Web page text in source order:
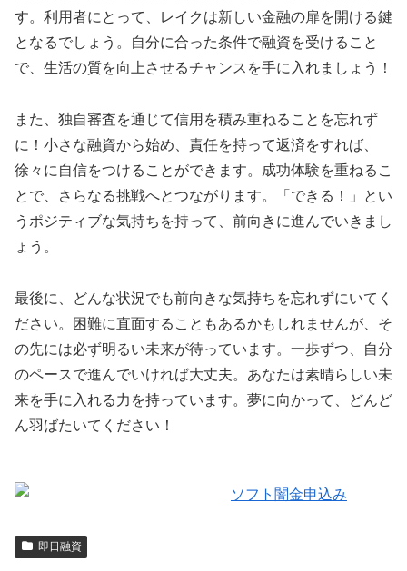
す。利用者にとって、レイクは新しい金融の扉を開ける鍵
となるでしょう。自分に合った条件で融資を受けること
で、生活の質を向上させるチャンスを手に入れましょう！
また、独自審査を通じて信用を積み重ねることを忘れず
に！小さな融資から始め、責任を持って返済をすれば、
徐々に自信をつけることができます。成功体験を重ねるこ
とで、さらなる挑戦へとつながります。「できる！」とい
うポジティブな気持ちを持って、前向きに進んでいきまし
ょう。
最後に、どんな状況でも前向きな気持ちを忘れずにいてく
ださい。困難に直面することもあるかもしれませんが、そ
の先には必ず明るい未来が待っています。一歩ずつ、自分
のペースで進んでいければ大丈夫。あなたは素晴らしい未
来を手に入れる力を持っています。夢に向かって、どんど
ん羽ばたいてください！
即日融資